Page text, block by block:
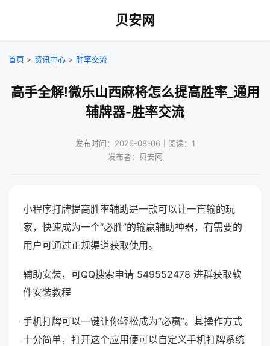
贝安网
首页 > 资讯中心 > 胜率交流
高手全解!微乐山西麻将怎么提高胜率_通用
辅牌器-胜率交流
发布时间：2026-08-06｜阅读：1
发布者：贝安网
小程序打牌提高胜率辅助是一款可以让一直输的玩
家，快速成为一个“必胜”的输赢辅助神器，有需要的
用户可通过正规渠道获取使用。
辅助安装，可QQ搜索申请 549552478 进群获取软
件安装教程
手机打牌可以一键让你轻松成为“必赢”。其操作方式
十分简单，打开这个应用便可以自定义手机打牌系统